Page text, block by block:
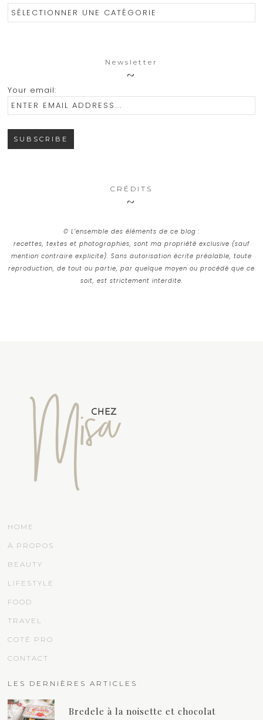
Catégories
Newsletter
Your email:
CRÉDITS
© L’ensemble des éléments de ce blog :
recettes, textes et photographies, sont ma propriété exclusive (sauf
mention contraire explicite). Sans autorisation écrite préalable, toute
reproduction, de tout ou partie, par quelque moyen ou procédé que ce
soit, est strictement interdite.
HOME
À PROPOS
BEAUTY
LIFESTYLE
FOOD
TRAVEL
COTÉ PRO
CONTACT
LES DERNIÈRES ARTICLES
Bredele à la noisette et chocolat